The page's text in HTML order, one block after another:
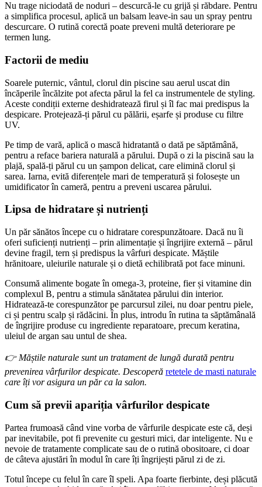
Nu trage niciodată de noduri – descurcă-le cu grijă și răbdare. Pentru
a simplifica procesul, aplică un balsam leave-in sau un spray pentru
descurcare. O rutină corectă poate preveni multă deteriorare pe
termen lung.
Factorii de mediu
Soarele puternic, vântul, clorul din piscine sau aerul uscat din
încăperile încălzite pot afecta părul la fel ca instrumentele de styling.
Aceste condiții externe deshidratează firul și îl fac mai predispus la
despicare. Protejează-ți părul cu pălării, eșarfe și produse cu filtre
UV.
Pe timp de vară, aplică o mască hidratantă o dată pe săptămână,
pentru a reface bariera naturală a părului. După o zi la piscină sau la
plajă, spală-ți părul cu un șampon delicat, care elimină clorul și
sarea. Iarna, evită diferențele mari de temperatură și folosește un
umidificator în cameră, pentru a preveni uscarea părului.
Lipsa de hidratare și nutrienți
Un păr sănătos începe cu o hidratare corespunzătoare. Dacă nu îi
oferi suficienți nutrienți – prin alimentație și îngrijire externă – părul
devine fragil, tern și predispus la vârfuri despicate. Măștile
hrănitoare, uleiurile naturale și o dietă echilibrată pot face minuni.
Consumă alimente bogate în omega-3, proteine, fier și vitamine din
complexul B, pentru a stimula sănătatea părului din interior.
Hidratează-te corespunzător pe parcursul zilei, nu doar pentru piele,
ci și pentru scalp și rădăcini. În plus, introdu în rutina ta săptămânală
de îngrijire produse cu ingrediente reparatoare, precum keratina,
uleiul de argan sau untul de shea.
👉 Măștile naturale sunt un tratament de lungă durată pentru
prevenirea vârfurilor despicate. Descoperă retetele de masti naturale
care îți vor asigura un păr ca la salon.
Cum să previi apariția vârfurilor despicate
Partea frumoasă când vine vorba de vârfurile despicate este că, deși
par inevitabile, pot fi prevenite cu gesturi mici, dar inteligente. Nu e
nevoie de tratamente complicate sau de o rutină obositoare, ci doar
de câteva ajustări în modul în care îți îngrijești părul zi de zi.
Totul începe cu felul în care îl speli. Apa foarte fierbinte, deși plăcută